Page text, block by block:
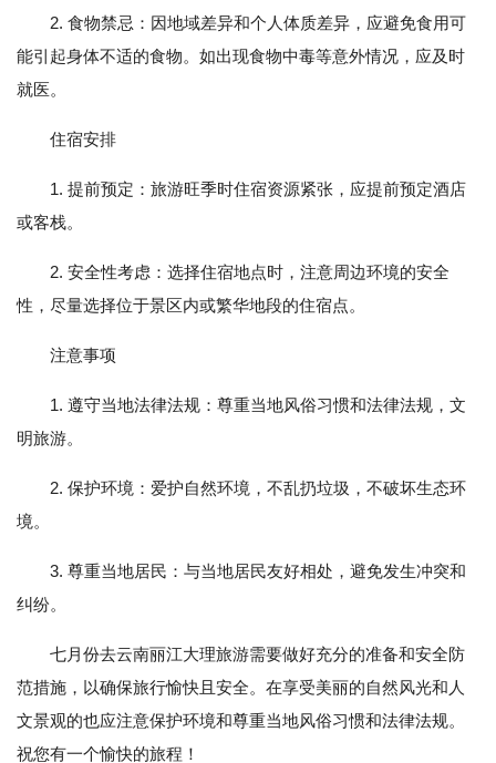
2. 食物禁忌：因地域差异和个人体质差异，应避免食用可
能引起身体不适的食物。如出现食物中毒等意外情况，应及时
就医。
住宿安排
1. 提前预定：旅游旺季时住宿资源紧张，应提前预定酒店
或客栈。
2. 安全性考虑：选择住宿地点时，注意周边环境的安全
性，尽量选择位于景区内或繁华地段的住宿点。
注意事项
1. 遵守当地法律法规：尊重当地风俗习惯和法律法规，文
明旅游。
2. 保护环境：爱护自然环境，不乱扔垃圾，不破坏生态环
境。
3. 尊重当地居民：与当地居民友好相处，避免发生冲突和
纠纷。
七月份去云南丽江大理旅游需要做好充分的准备和安全防
范措施，以确保旅行愉快且安全。在享受美丽的自然风光和人
文景观的也应注意保护环境和尊重当地风俗习惯和法律法规。
祝您有一个愉快的旅程！